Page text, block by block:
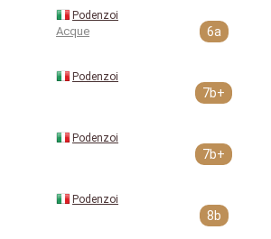
Podenzoi
Acque 6a
Podenzoi
7b+
Podenzoi
7b+
Podenzoi
8b